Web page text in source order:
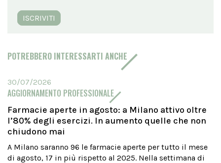
ISCRIVITI
POTREBBERO INTERESSARTI ANCHE
30/07/2026
AGGIORNAMENTO PROFESSIONALE
Farmacie aperte in agosto: a Milano attivo oltre
l’80% degli esercizi. In aumento quelle che non
chiudono mai
A Milano saranno 96 le farmacie aperte per tutto il mese
di agosto, 17 in più rispetto al 2025. Nella settimana di